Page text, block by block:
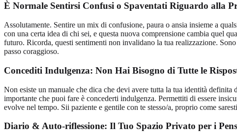
È Normale Sentirsi Confusi o Spaventati Riguardo alla
Assolutamente. Sentire un mix di confusione, paura o ansia insieme a
con una certa idea di chi sei, e questa nuova comprensione cambia quel
futuro. Ricorda, questi sentimenti non invalidano la tua realizzazione.
passo coraggioso.
Concediti Indulgenza: Non Hai Bisogno di Tutte le
Non esiste un manuale che dica che devi avere tutta la tua identità
importante che puoi fare è concederti indulgenza. Permettiti di essere
evolve nel tempo. Sii paziente e gentile con te stesso/a, proprio come
Diario & Auto-riflessione: Il Tuo Spazio Privato per i